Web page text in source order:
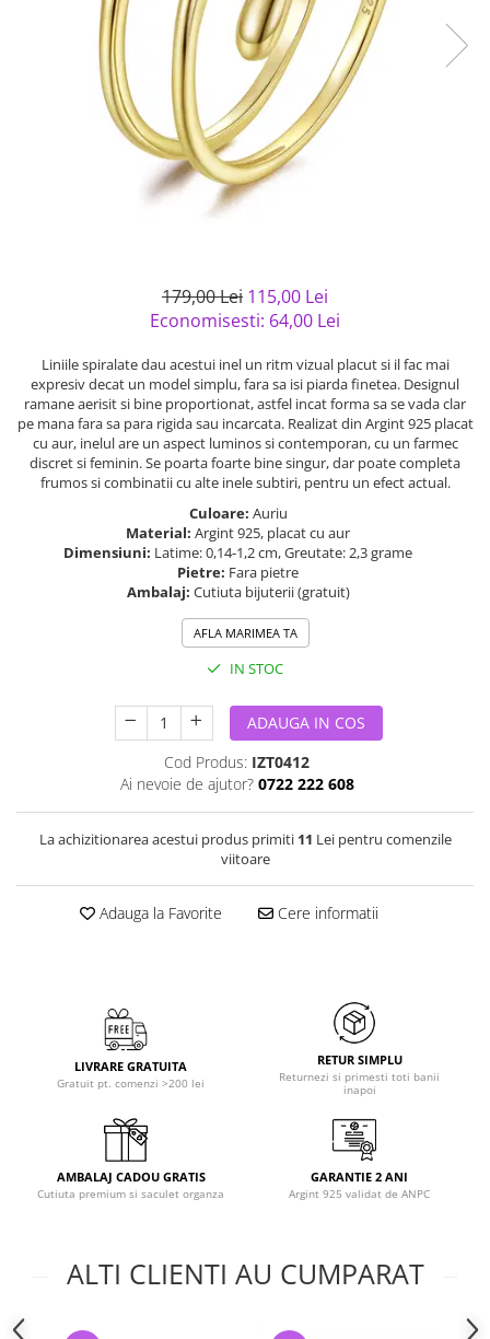
semipretioase
Bijuterii argint placat cu aur
Bijuterii argint cu diverse
Bijuterii argint cu murano
Bijuterii de Lux
Bijuterii gotice si rock
Bijuterii Handmade
Bijuterii fantezie
Casete si cutii de bijuterii
Solutii si lavete de curatare
179,00 Lei 115,00 Lei
Economisesti: 64,00 Lei
Liniile spiralate dau acestui inel un ritm vizual placut si il fac mai
expresiv decat un model simplu, fara sa isi piarda finetea. Designul
ramane aerisit si bine proportionat, astfel incat forma sa se vada clar
pe mana fara sa para rigida sau incarcata. Realizat din Argint 925 placat
cu aur, inelul are un aspect luminos si contemporan, cu un farmec
discret si feminin. Se poarta foarte bine singur, dar poate completa
frumos si combinatii cu alte inele subtiri, pentru un efect actual.
Culoare: Auriu
Material: Argint 925, placat cu aur
Dimensiuni: Latime: 0,14-1,2 cm, Greutate: 2,3 grame
Pietre: Fara pietre
Ambalaj: Cutiuta bijuterii (gratuit)
AFLA MARIMEA TA
IN STOC
ADAUGA IN COS
Cod Produs: IZT0412
Ai nevoie de ajutor? 0722 222 608
La achizitionarea acestui produs primiti 11 Lei pentru comenzile
viitoare
Adauga la Favorite Cere informatii
LIVRARE GRATUITA
Gratuit pt. comenzi >200 lei
RETUR SIMPLU
Returnezi si primesti toti banii
inapoi
AMBALAJ CADOU GRATIS
Cutiuta premium si saculet organza
GARANTIE 2 ANI
Argint 925 validat de ANPC
ALTI CLIENTI AU CUMPARAT